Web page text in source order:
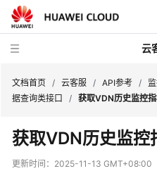
云
品
介
文档首页 / 云客服 / API参考 /
据查询类接口
/ 获取VDN历史监控
获取VDN历史监控
更新时间： 2025-11-13 GMT+08:00